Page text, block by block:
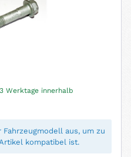
Werktage innerhalb
Fahrzeugmodell aus, um zu
kompatibel ist.